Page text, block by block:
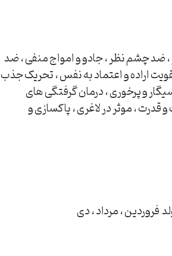
ضد چشم نظر ، جادو و امواج منفی ، ضد
اراده و اعتماد به نفس ، تحریک جذب
و پرخوری ، درمان گرفتگی های
، موثر در لاغری ، پاکسازی و
فروردین ، مرداد ، دی